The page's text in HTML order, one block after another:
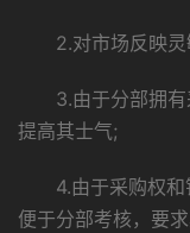
2.对市场反映灵
3.由于分部拥有
提高其士气;
4.由于采购权和
便于分部考核，要